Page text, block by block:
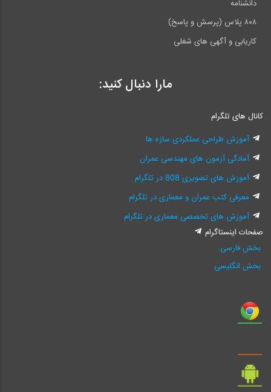
دانشنامه
۸۰۸ پلاس (پرسش و پاسخ)
کاریابی و آگهی های شغلی
مارا دنبال کنید:
کانال های تلگرام
آموزش طراحی عملکردی سازه ها
آمادگی آزمون های مهندسی عمران
آموزش های تصویری 808 در تلگرام
معرفی کتب عمران و معماری در تلگرام
آموزش های تخصصی معماری در تلگرام
صفحات اینستاگرام
بخش فارسی
بخش انگلیسی